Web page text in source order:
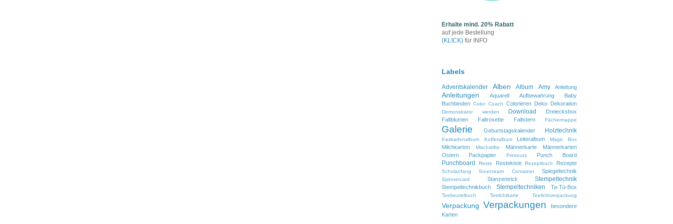
Erhalte mind. 20% Rabatt
auf jede Bestellung
(KLICK) für INFO
Labels
Adventskalender Alben Album Amy Anleitung
Anleitungen Aquarell Aufbewahrung
Baby
Buchbinden Color Coach Colorieren Deko Dekoration
Demonstrator werden Download
Dreiecksbox
Faltblumen
Faltrosette Faltstern Fächermappe
Galerie Geburtstagskalender Holztechnik
Kaskadenalbum Kofferalbum Leiteralbum Magic Box
Milchkarton Mischstifte Männerkarte
Männerkarten
Ostern
Packpapier Printouts Punch Board
Punchboard Reste Restekiste Rezeptbuch Rezepte
Schulanfang Sourcream Container Spiegeltechnik
Spinnercard Stanzentrick Stempeltechnik
Stempeltechnikbuch Stempeltechniken Ta-Tü-Box
Teebeutelbuch Teelichtkarte Teelichtverpackung
Verpackung Verpackungen
besondere
Karten